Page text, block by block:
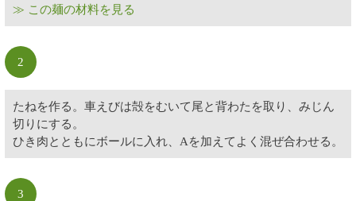
≫ この麺の材料を見る
2
たねを作る。車えびは殻をむいて尾と背わたを取り、みじん
切りにする。
ひき肉とともにボールに入れ、Aを加えてよく混ぜ合わせる。
3